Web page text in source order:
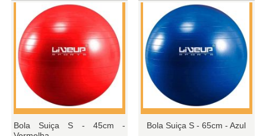
Bola Suiça S - 45cm -
Bola Suiça S - 65cm - Azul